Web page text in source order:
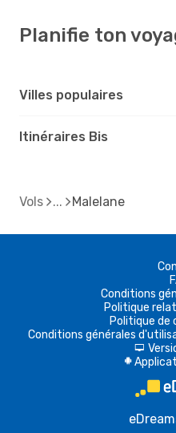
Planifie ton
Villes populaires
Itinéraires Bis
Vols Malelane
Conditions
Politique
Politique
Conditions générales
d
A